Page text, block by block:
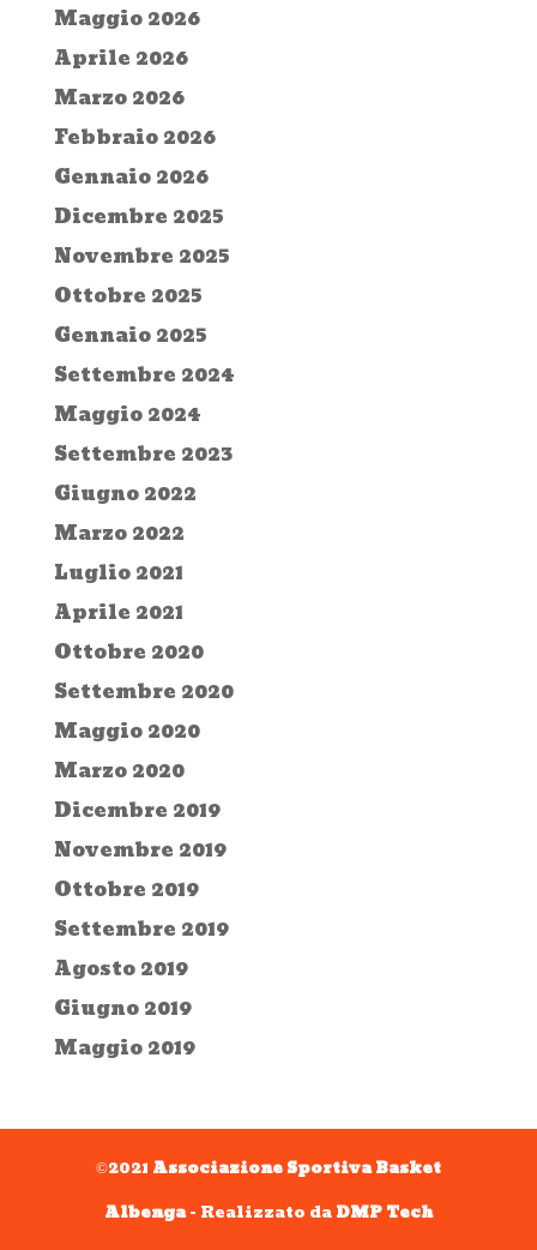
Maggio 2026
Aprile 2026
Marzo 2026
Febbraio 2026
Gennaio 2026
Dicembre 2025
Novembre 2025
Ottobre 2025
Gennaio 2025
Settembre 2024
Maggio 2024
Settembre 2023
Giugno 2022
Marzo 2022
Luglio 2021
Aprile 2021
Ottobre 2020
Settembre 2020
Maggio 2020
Marzo 2020
Dicembre 2019
Novembre 2019
Ottobre 2019
Settembre 2019
Agosto 2019
Giugno 2019
Maggio 2019
©2021 Associazione Sportiva Basket
Albenga- Realizzato daDMP Tech